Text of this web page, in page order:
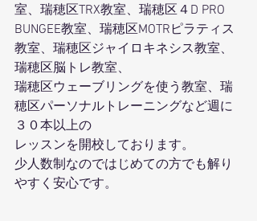
室、瑞穂区TRX教室、瑞穂区４D PRO
BUNGEE教室、瑞穂区MOTRピラティス
教室、瑞穂区ジャイロキネシス教室、
瑞穂区脳トレ教室、
瑞穂区ウェーブリングを使う教室、瑞
穂区パーソナルトレーニングなど週に
３０本以上の
レッスンを開校しております。
少人数制なのではじめての方でも解り
やすく安心です。